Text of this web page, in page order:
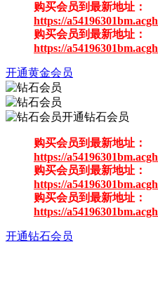
购买会员到最新地址：
https://
购买会员到最新地址：
https://
开通黄金会员
开通钻石会员
购买会员到最新地址：
https://
购买会员到最新地址：
https://
购买会员到最新地址：
https://
开通钻石会员